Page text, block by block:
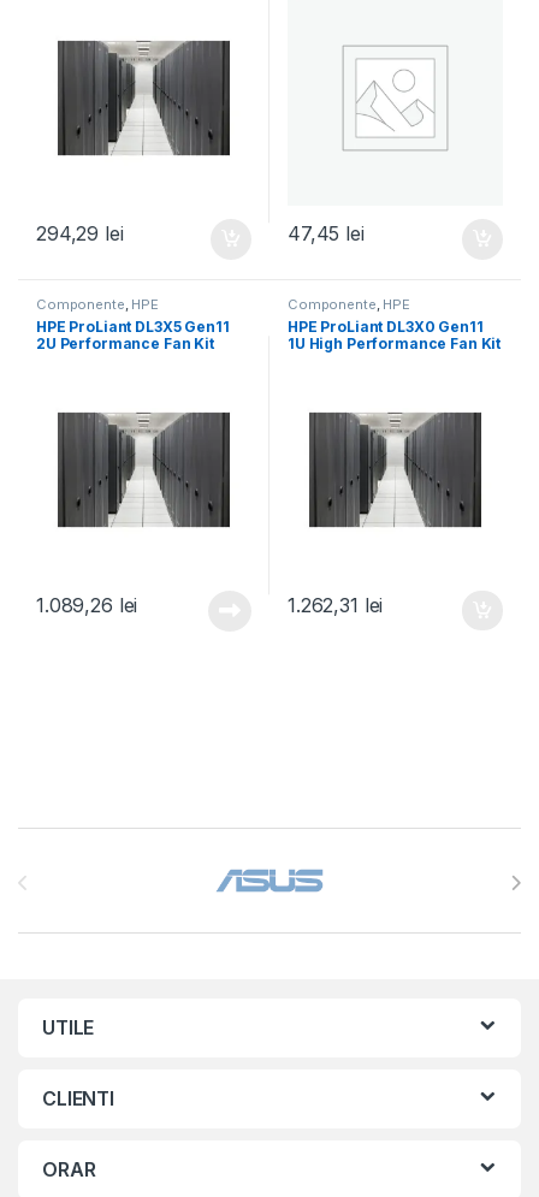
294,29 lei 47,45 lei
Componente HPE
HPE ProLiant DL3X5 Gen11
2U Performance Fan Kit
1.089,26 lei
Componente HPE
HPE ProLiant DL3X0 Gen11
1U High Performance Fan Kit
1.262,31 lei
UTILE
CLIENTI
ORAR